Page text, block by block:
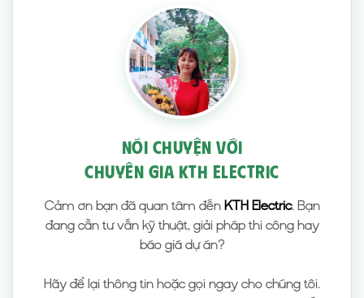
NÓI CHUYỆN VỚI
CHUYÊN GIA KTH ELECTRIC
Cảm ơn bạn đã quan tâm đến KTH Electric. Bạn
đang cần tư vấn kỹ thuật, giải pháp thi công hay
báo giá dự án?
Hãy để lại thông tin hoặc gọi ngay cho chúng tôi.